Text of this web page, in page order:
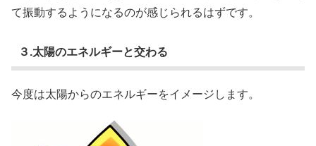
て振動するようになるのが感じられるはずです。
３.太陽のエネルギーと交わる
今度は太陽からのエネルギーをイメージします。